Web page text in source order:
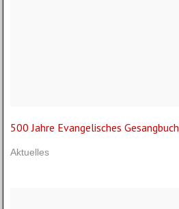
500 Jahre Evangelisches Gesangbuch
Aktuelles